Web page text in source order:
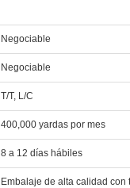
Negociable
Negociable
T/T, L/C
400,000 yardas por mes
8 a 12 días hábiles
Embalaje de alta calidad con